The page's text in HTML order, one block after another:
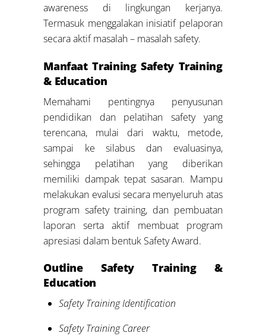
awareness di lingkungan kerjanya.
Termasuk menggalakan inisiatif pelaporan
secara aktif masalah – masalah safety.
Manfaat Training Safety Training
& Education
Memahami pentingnya penyusunan
pendidikan dan pelatihan safety yang
terencana, mulai dari waktu, metode,
sampai ke silabus dan evaluasinya,
sehingga pelatihan yang diberikan
memiliki dampak tepat sasaran. Mampu
melakukan evalusi secara menyeluruh atas
program safety training, dan pembuatan
laporan serta aktif membuat program
apresiasi dalam bentuk Safety Award.
Outline Safety Training &
Education
Safety Training Identification
Safety Training Career